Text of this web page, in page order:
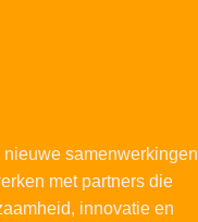
samenwerkingen
met partners die
innovatie en